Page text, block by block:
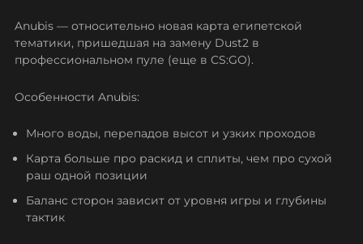
Anubis — относительно новая карта египетской
тематики, пришедшая на замену Dust2 в
профессиональном пуле (еще в CS:GO).
Особенности Anubis:
Много воды, перепадов высот и узких проходов
Карта больше про раскид и сплиты, чем про сухой
раш одной позиции
Баланс сторон зависит от уровня игры и глубины
тактик